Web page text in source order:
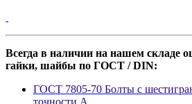
Всегда в наличии на нашем складе
гайки, шайбы по ГОСТ / DIN:
ГОСТ 7805-70 Болты с
точности А